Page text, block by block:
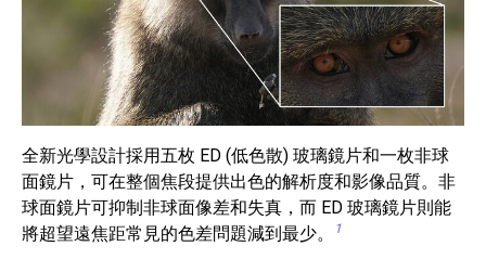
全新光學設計採用五枚 ED (低色散) 玻璃鏡片和一枚非球
面鏡片，可在整個焦段提供出色的解析度和影像品質。非
球面鏡片可抑制非球面像差和失真，而 ED 玻璃鏡片則能
將超望遠焦距常見的色差問題減到最少。
1